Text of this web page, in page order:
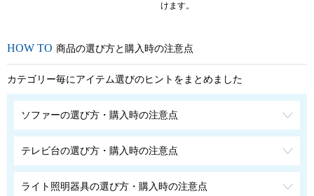
けます。
商品の選び方と購入時の注意点
カテゴリー毎にアイテム選びのヒントをまとめました
ソファーの選び方・購入時の注意点
テレビ台の選び方・購入時の注意点
ライト照明器具の選び方・購入時の注意点